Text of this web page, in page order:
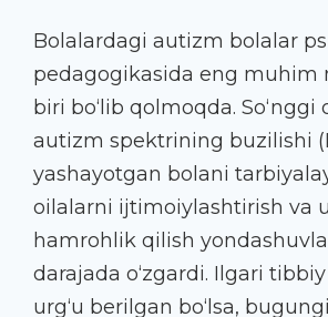
Bolalardagi autizm bolalar
pedagogikasida eng muhim
biri bo‘lib qolmoqda. So‘nggi
autizm spektrining buzilishi
yashayotgan bolani
oilalarni ijtimoiylashtirish va
hamrohlik qilish
darajada o‘zgardi. Ilgari
urg‘u berilgan bo‘lsa,